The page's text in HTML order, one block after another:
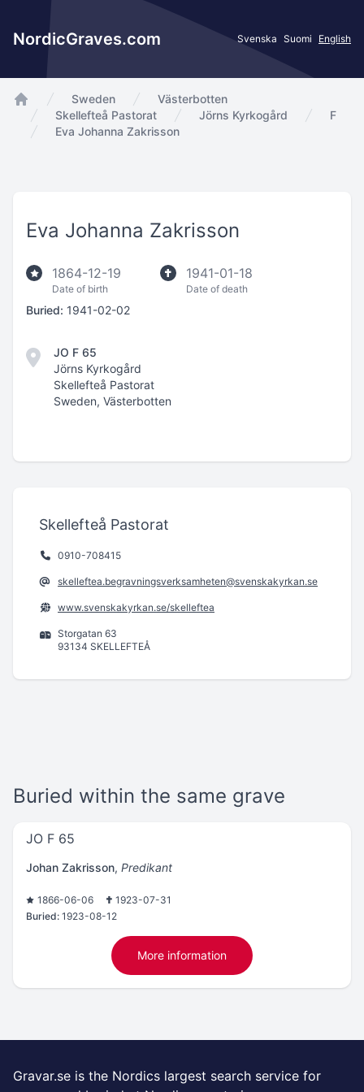
NordicGraves.com Svenska Suomi English
app.Start
Sweden
Västerbotten
Skellefteå Pastorat
Jörns Kyrkogård
F
Eva Johanna Zakrisson
Eva Johanna Zakrisson
1864-12-19
Date of birth
1941-01-18
Date of death
Buried: 1941-02-02
JO F 65
Jörns Kyrkogård
Skellefteå Pastorat
Sweden, Västerbotten
Skellefteå Pastorat
0910-708415
skelleftea.begravningsverksamheten@svenskakyrkan.se
www.svenskakyrkan.se/skelleftea
Storgatan 63
93134 SKELLEFTEÅ
Buried within the same grave
JO F 65
Johan Zakrisson, Predikant
1866-06-06
1923-07-31
Buried: 1923-08-12
More information
Gravar.se is the Nordics largest search service for